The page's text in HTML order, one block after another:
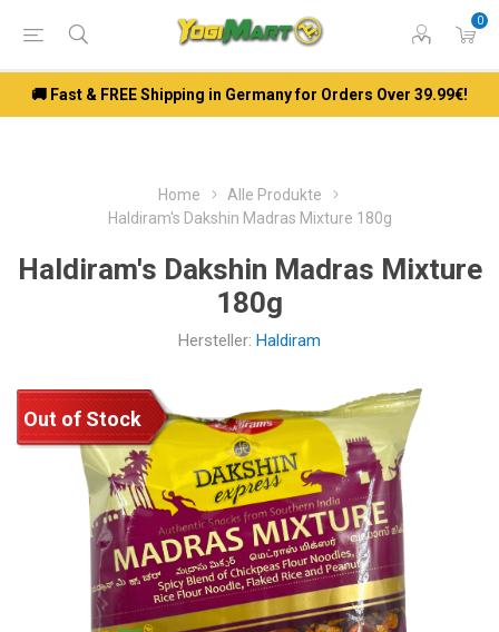
0
🚚 Fast & FREE Shipping in Germany for Orders Over 39.99€!
Home
Alle Produkte
Haldiram's Dakshin Madras Mixture 180g
Haldiram's Dakshin Madras Mixture
180g
Hersteller: Haldiram
Out of Stock